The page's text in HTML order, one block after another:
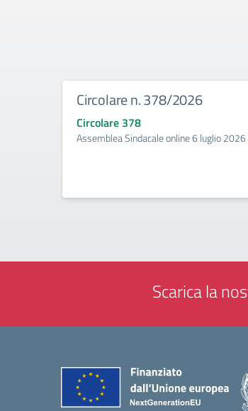
Circolare n. 378/2026
Circolare 378
Assemblea Sindacale online 6 luglio 2026
Scarica la